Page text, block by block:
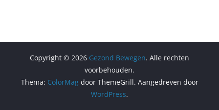
Copyright © 2026 Gezond Bewegen. Alle rechten
voorbehouden.
Thema: ColorMagdoor ThemeGrill. Aangedreven door
WordPress.